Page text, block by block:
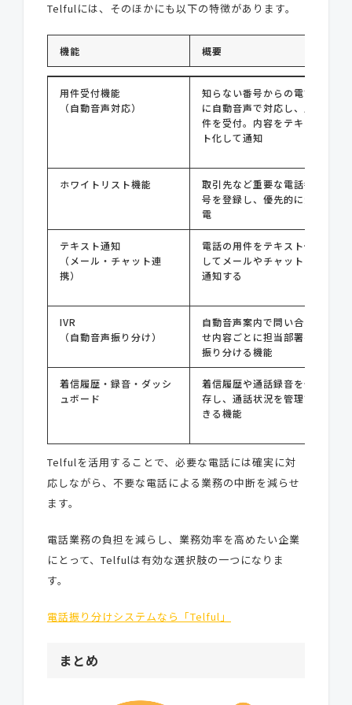
Telfulには、そのほかにも以下の特徴があります。
機能 概要
用件受付機能
（自動音声対応）
知らない番号からの電話
に自動音声で対応し、用
件を受付。内容をテキス
ト化して通知
ホワイトリスト機能
取引先など重要な電話番
号を登録し、優先的に受
電
テキスト通知
（メール・チャット連
携）
電話の用件をテキスト化
してメールやチャットに
通知する
IVR
（自動音声振り分け）
自動音声案内で問い合わ
せ内容ごとに担当部署へ
振り分ける機能
着信履歴・録音・ダッシ
ュボード
着信履歴や通話録音を保
存し、通話状況を管理で
きる機能
Telfulを活用することで、必要な電話には確実に対
応しながら、不要な電話による業務の中断を減らせ
ます。
電話業務の負担を減らし、業務効率を高めたい企業
にとって、Telfulは有効な選択肢の一つになりま
す。
電話振り分けシステムなら「Telful」
まとめ